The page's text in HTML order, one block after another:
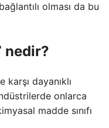
olması da bu
nedir?
karşı dayanıklı
onlarca
madde sınıfı